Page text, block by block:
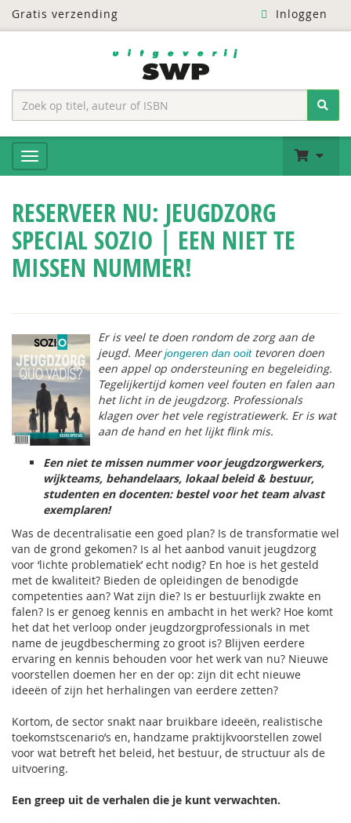
Gratis verzending Inloggen
RESERVEER NU: JEUGDZORG
SPECIAL SOZIO | EEN NIET TE
MISSEN NUMMER!
Er is veel te doen rondom de zorg aan de
jeugd. Meerjongeren dan ooittevoren doen
een appel op ondersteuning en begeleiding.
Tegelijkertijd komen veel fouten en falen aan
het licht in de jeugdzorg. Professionals
klagen over het vele registratiewerk. Er is wat
aan de hand en het lijkt flink mis.
Een niet te missen nummer voor jeugdzorgwerkers,
wijkteams, behandelaars, lokaal beleid & bestuur,
studenten en docenten: bestel voor het team alvast
exemplaren!
Was de decentralisatie een goed plan? Is de transformatie wel
van de grond gekomen? Is al het aanbod vanuit jeugdzorg
voor ‘lichte problematiek’ echt nodig? En hoe is het gesteld
met de kwaliteit? Bieden de opleidingen de benodigde
competenties aan? Wat zijn die? Is er bestuurlijk zwakte en
falen? Is er genoeg kennis en ambacht in het werk? Hoe komt
het dat het verloop onder jeugdzorgprofessionals in met
name de jeugdbescherming zo groot is? Blijven eerdere
ervaring en kennis behouden voor het werk van nu? Nieuwe
voorstellen doemen her en der op: zijn dit echt nieuwe
ideeën of zijn het herhalingen van eerdere zetten?
Kortom, de sector snakt naar bruikbare ideeën, realistische
toekomstscenario’s en, handzame praktijkvoorstellen zowel
voor wat betreft het beleid, het bestuur, de structuur als de
uitvoering.
Een greep uit de verhalen die je kunt verwachten.